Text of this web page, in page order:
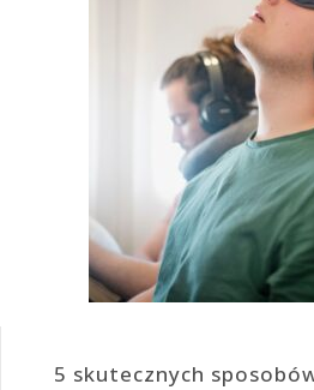
5 skutecznych